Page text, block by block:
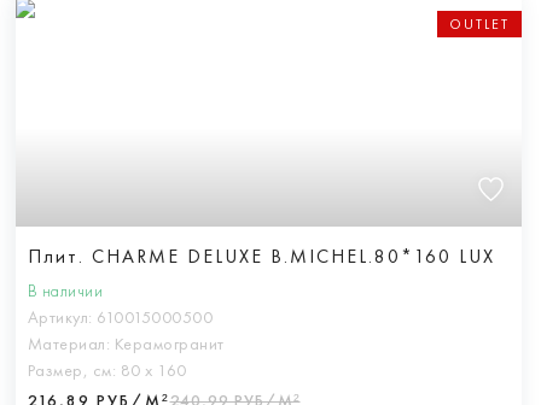
OUTLET
Плит. CHARME DELUXE B.MICHEL.80*160 LUX
В наличии
Артикул: 610015000500
Материал: Керамогранит
Размер, см: 80 х 160
216,89 РУБ/М²240,99 РУБ/М²